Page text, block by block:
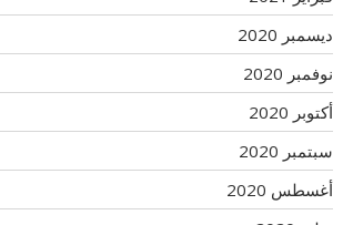
ديسمبر 2020
نوفمبر 2020
أكتوبر 2020
سبتمبر 2020
أغسطس 2020